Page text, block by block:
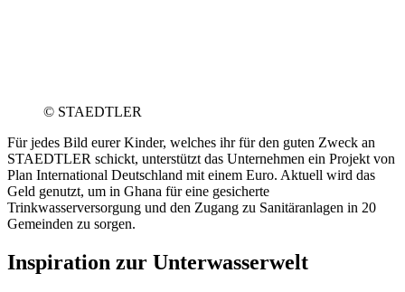
© STAEDTLER
Für jedes Bild eurer Kinder, welches ihr für den guten Zweck an
STAEDTLER schickt, unterstützt das Unternehmen ein Projekt von
Plan International Deutschland mit einem Euro. Aktuell wird das
Geld genutzt, um in Ghana für eine gesicherte
Trinkwasserversorgung und den Zugang zu Sanitäranlagen in 20
Gemeinden zu sorgen.
Inspiration zur Unterwasserwelt